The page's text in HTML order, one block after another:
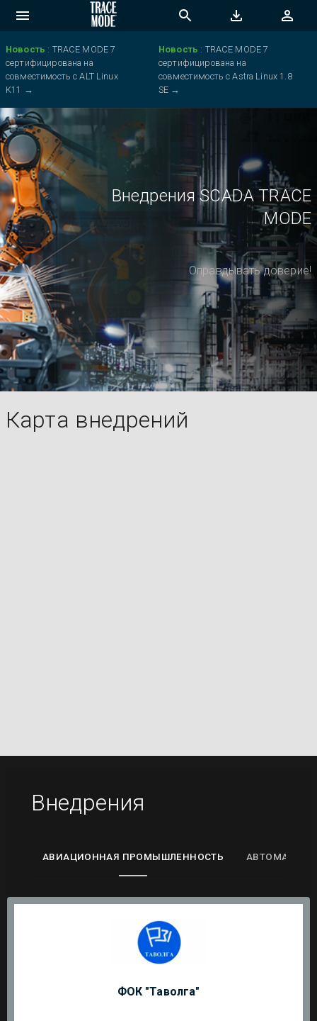
Новость : TRACE MODE 7
сертифицирована на
совместимость с ALT Linux
K11 →
Новость : TRACE MODE 7
сертифицирована на
совместимость с Astra Linux 1.8
SE →
Внедрения SCADA TRACE
MODE
Оправдывать доверие!
Карта внедрений
Внедрения
АВИАЦИОННАЯ ПРОМЫШЛЕННОСТЬ
ФОК "Таволга"